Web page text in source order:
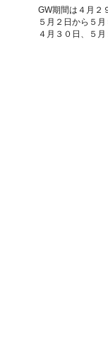
GW期間は４月２
５月２日から５
４月３０日、５